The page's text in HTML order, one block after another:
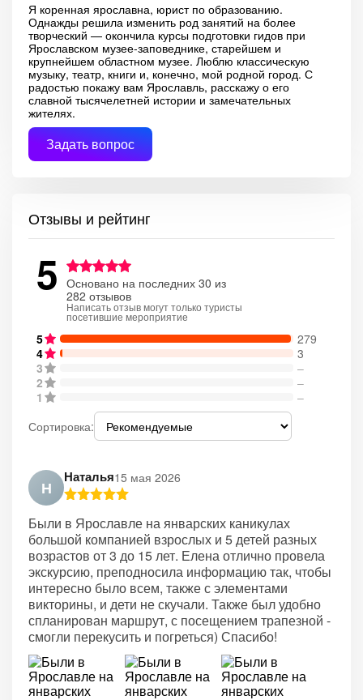
Я коренная ярославна, юрист по образованию.
Однажды решила изменить род занятий на более
творческий — окончила курсы подготовки гидов при
Ярославском музее-заповеднике, старейшем и
крупнейшем областном музее. Люблю классическую
музыку, театр, книги и, конечно, мой родной город. С
радостью покажу вам Ярославль, расскажу о его
славной тысячелетней истории и замечательных
жителях.
Задать вопрос
Отзывы и рейтинг
5 Основано на последних 30 из
282 отзывов
Написать отзыв могут только туристы
посетившие мероприятие
5
279
4
3
3
–
2
–
1
–
Сортировка:
Н
Наталья15 мая 2026
Были в Ярославле на январских каникулах
большой компанией взрослых и 5 детей разных
возрастов от 3 до 15 лет. Елена отлично провела
экскурсию, преподносила информацию так, чтобы
интересно было всем, также с элементами
викторины, и дети не скучали. Также был удобно
спланирован маршрут, с посещением трапезной -
смогли перекусить и погреться) Спасибо!